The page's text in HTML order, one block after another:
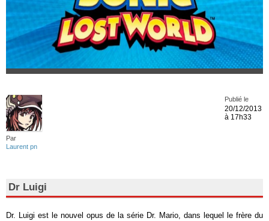
Par
Laurent pn
Publié le
20/12/2013
à 17h33
Dr Luigi
Dr. Luigi est le nouvel opus de la série Dr. Mario, dans lequel le frère du